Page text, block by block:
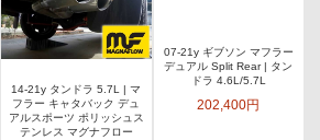
14-21y タンドラ 5.7L | マ
フラー キャタバック デュ
アルスポーツ ポリッシュス
テンレス マグナフロー
07-21y ギブソン マフラー
デュアル Split Rear | タン
ドラ 4.6L/5.7L
202,400円